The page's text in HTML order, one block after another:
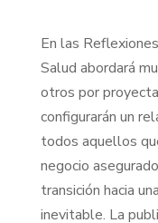
En las
Salud abordará
otros por
configurarán un
todos aquellos
negocio
transición hacia
inevitable. La